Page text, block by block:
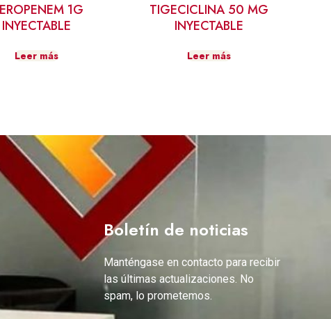
1G
INYECTABLE
Leer más
TIGECICLINA 50 MG
INYECTABLE
Leer más
Boletín de noticias
Manténgase en contacto para recibir
las últimas actualizaciones. No
spam, lo prometemos.